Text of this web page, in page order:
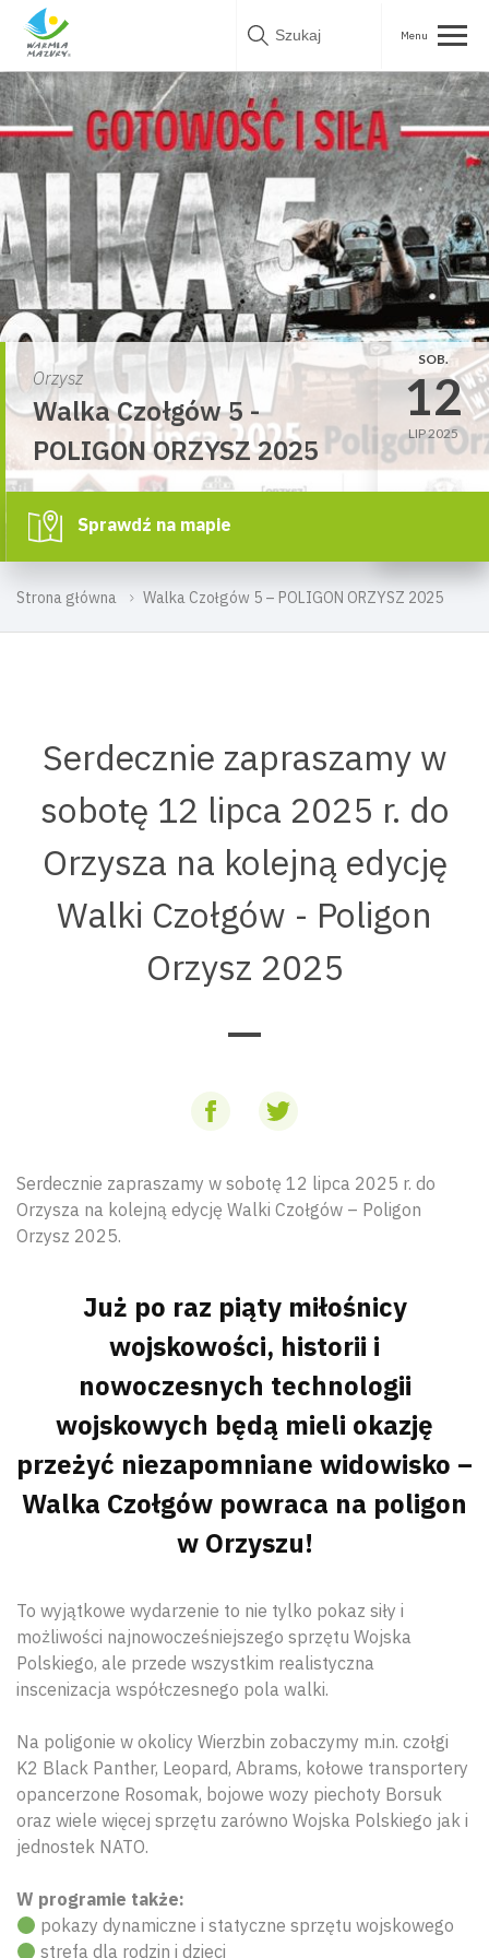
Skip
Strona główna Walka Czołgów 5 – POLIGON ORZYSZ 2025
Orzysz
Walka Czołgów 5 -
POLIGON ORZYSZ 2025
SOB.
12
LIP 2025
Sprawdź na mapie
Serdecznie zapraszamy w
sobotę 12 lipca 2025 r. do
Orzysza na kolejną edycję
Walki Czołgów - Poligon
Orzysz 2025
Serdecznie zapraszamy w sobotę 12 lipca 2025 r. do
Orzysza na kolejną edycję Walki Czołgów – Poligon
Orzysz 2025.
Już po raz piąty miłośnicy
wojskowości, historii i
nowoczesnych technologii
wojskowych będą mieli okazję
przeżyć niezapomniane widowisko –
Walka Czołgów powraca na poligon
w Orzyszu!
To wyjątkowe wydarzenie to nie tylko pokaz siły i
możliwości najnowocześniejszego sprzętu Wojska
Polskiego, ale przede wszystkim realistyczna
inscenizacja współczesnego pola walki.
Na poligonie w okolicy Wierzbin zobaczymy m.in. czołgi
K2 Black Panther, Leopard, Abrams, kołowe transportery
opancerzone Rosomak, bojowe wozy piechoty Borsuk
oraz wiele więcej sprzętu zarówno Wojska Polskiego jak i
jednostek NATO.
W programie także:
pokazy dynamiczne i statyczne sprzętu wojskowego
strefa dla rodzin i dzieci